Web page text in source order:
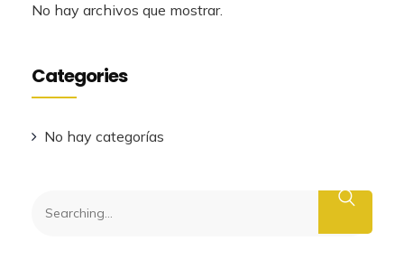
No hay archivos que mostrar.
Categories
No hay categorías